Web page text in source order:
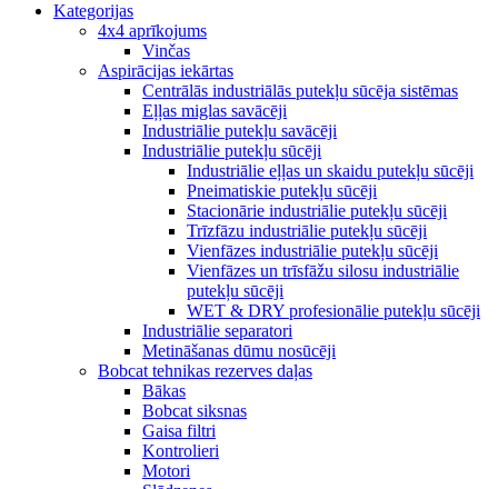
Kategorijas
4x4 aprīkojums
Vinčas
Aspirācijas iekārtas
Centrālās industriālās putekļu sūcēja sistēmas
Eļļas miglas savācēji
Industriālie putekļu savācēji
Industriālie putekļu sūcēji
Industriālie eļļas un skaidu putekļu sūcēji
Pneimatiskie putekļu sūcēji
Stacionārie industriālie putekļu sūcēji
Trīzfāzu industriālie putekļu sūcēji
Vienfāzes industriālie putekļu sūcēji
Vienfāzes un trīsfāžu silosu industriālie
putekļu sūcēji
WET & DRY profesionālie putekļu sūcēji
Industriālie separatori
Metināšanas dūmu nosūcēji
Bobcat tehnikas rezerves daļas
Bākas
Bobcat siksnas
Gaisa filtri
Kontrolieri
Motori